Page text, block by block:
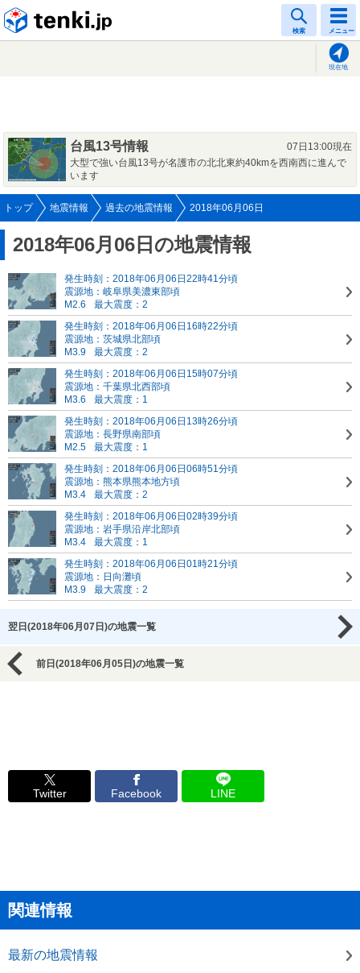
検索 メニュー
現在地
台風13号情報
07日13:00現在
大型で強い台風13号が名護市の北北東約40kmを西南西に進んで
います
トップ 地震情報 過去の地震情報 2018年06月06日
2018年06月06日の地震情報
発生時刻：2018年06月06日22時41分頃
震源地：岐阜県美濃東部頃
M2.6
最大震度：2
発生時刻：2018年06月06日16時22分頃
震源地：茨城県北部頃
M3.9
最大震度：2
発生時刻：2018年06月06日15時07分頃
震源地：千葉県北西部頃
M3.6
最大震度：1
発生時刻：2018年06月06日13時26分頃
震源地：長野県南部頃
M2.5
最大震度：1
発生時刻：2018年06月06日06時51分頃
震源地：熊本県熊本地方頃
M3.4
最大震度：2
発生時刻：2018年06月06日02時39分頃
震源地：岩手県沿岸北部頃
M3.4
最大震度：1
発生時刻：2018年06月06日01時21分頃
震源地：日向灘頃
M3.9
最大震度：2
翌日(2018年06月07日)の地震一覧
前日(2018年06月05日)の地震一覧
Twitter Facebook LINE
関連情報
最新の地震情報